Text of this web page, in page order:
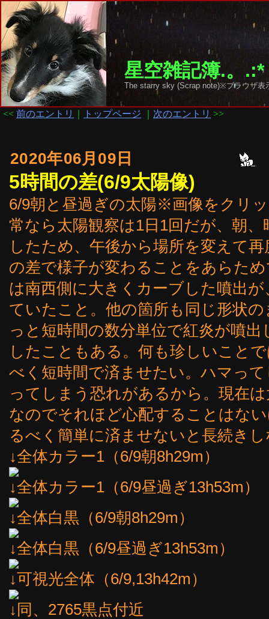
星空雑記簿.。
The starry sky (Scrap note)※ブラウザ
<< 前のエントリ トップページ 次のエントリ >>
2020年06月09日
5時間の差(6/9太陽像)
6/9朝と昼過ぎの太陽※画像をクリ
常なら太陽観察は1日1回だが、朝
したため、午後から場所を変えて
の差で様子が変わることをあらた
は南西側に大きくカーブした噴出
ていたこと。他の箇所も同じ形状
っと短時間の数分単位で紅炎が噴
したこともある。何も珍しいこと
べく短時間で済ませたい。ハマっ
ってしまう恐れがあるから。現在
なのでそれほど心配することはな
るべく簡単に済ませないと長続き
↓全体カラー1（6/9朝8h29m）
↓全体カラー1（6/9昼過ぎ13h53m）
↓全体白黒（6/9朝8h29m）
↓全体白黒（6/9昼過ぎ13h53m）
↓可視光全体（6/9,13h42m）
↓同、2765黒点付近